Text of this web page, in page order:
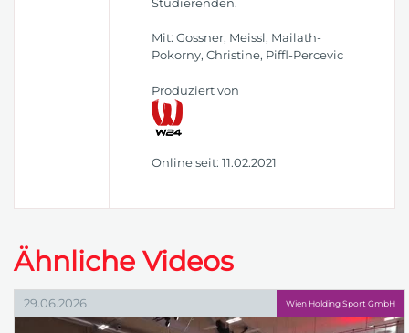
Mit: Gossner, Meissl, Mailath-
Pokorny, Christine, Piffl-Percevic
Produziert von
Online seit: 11.02.2021
Ähnliche Videos
29.06.2026 Wien Holding Sport GmbH